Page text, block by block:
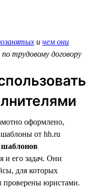
и чем они
трудовому договору
оформлено,
от hh.ru
и его задач. Они
для которых
юристами.